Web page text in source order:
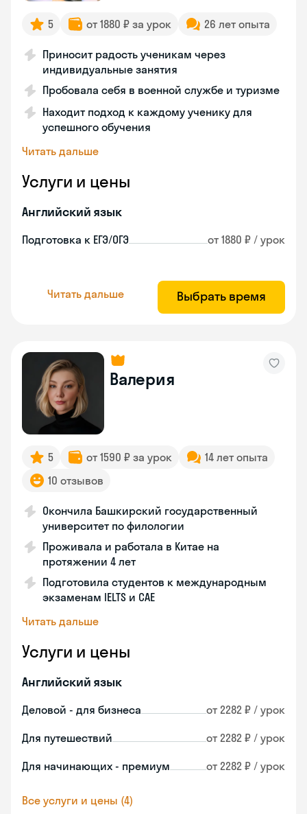
5 от 1880 ₽ за урок 26 лет опыта
Приносит радость ученикам через
индивидуальные занятия
Пробовала себя в военной службе и туризме
Находит подход к каждому ученику для
успешного обучения
Читать дальше
Услуги и цены
Английский язык
Подготовка к ЕГЭ/ОГЭ от 1880 ₽ / урок
Читать дальше Выбрать время
Валерия
5 от 1590 ₽ за урок
14 лет опыта
10 отзывов
Окончила Башкирский государственный
университет по филологии
Проживала и работала в Китае на
протяжении 4 лет
Подготовила студентов к международным
экзаменам IELTS и CAE
Читать дальше
Услуги и цены
Английский язык
Деловой - для бизнеса от 2282 ₽ / урок
Для путешествий от 2282 ₽ / урок
Для начинающих - премиум от 2282 ₽ / урок
Все услуги и цены (4)